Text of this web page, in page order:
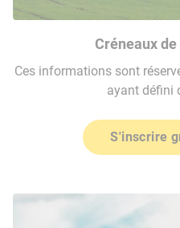
Créneaux
Ces informations sont
ayant défini
S'inscrire